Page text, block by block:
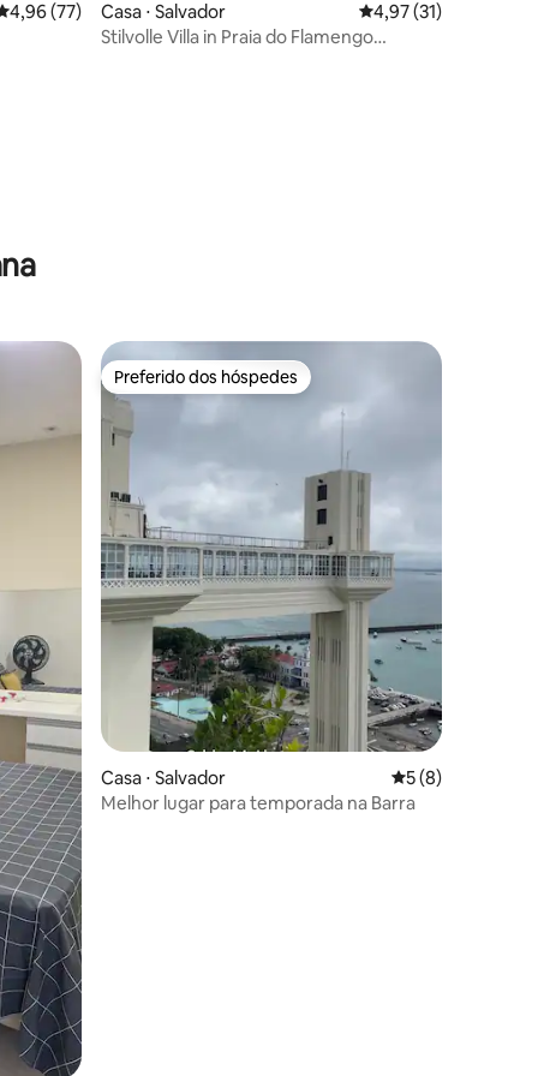
de uma avaliação média de 5, 77 avaliações
4,96 (77)
Casa ⋅ Salvador 4,97 de uma
4,97 (31)
Stilvolle Villa in Praia do Flamengo
Preferido dos hóspedes
Preferido dos hóspedes
Casa ⋅ Salvador 5 de uma
5 (8)
Melhor lugar para temporada na Barra